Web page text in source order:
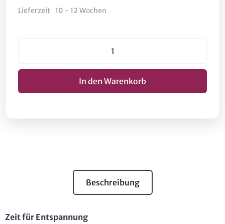
Lieferzeit 10 - 12 Wochen
Beschreibung
Zeit für Entspannung